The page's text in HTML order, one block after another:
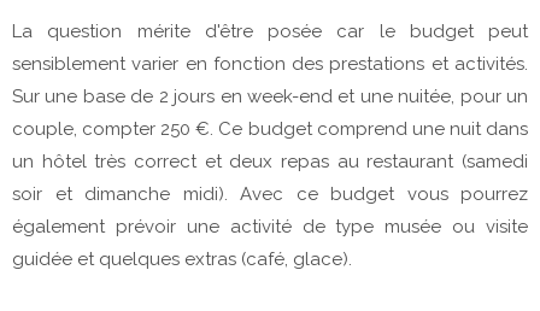
La question mérite d'être posée car le budget peut
sensiblement varier en fonction des prestations et activités.
Sur une base de 2 jours en week-end et une nuitée, pour un
couple, compter 250 €. Ce budget comprend une nuit dans
un hôtel très correct et deux repas au restaurant (samedi
soir et dimanche midi). Avec ce budget vous pourrez
également prévoir une activité de type musée ou visite
guidée et quelques extras (café, glace).